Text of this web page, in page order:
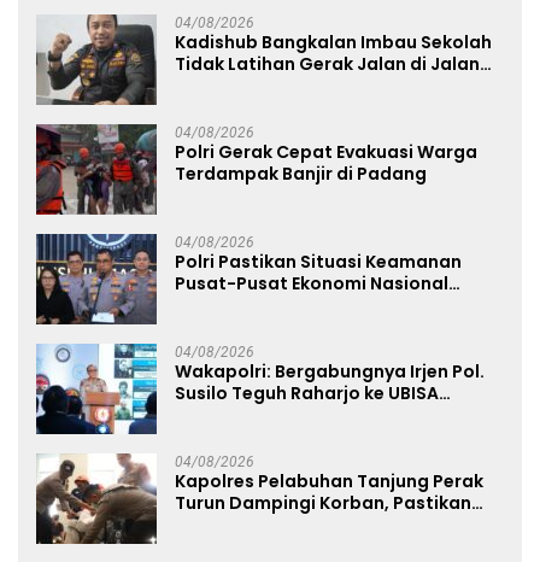
04/08/2026
Kadishub Bangkalan Imbau Sekolah
Tidak Latihan Gerak Jalan di Jalan
04/08/2026
Polri Gerak Cepat Evakuasi Warga
Terdampak Banjir di Padang
04/08/2026
Polri Pastikan Situasi Keamanan
Pusat-Pusat Ekonomi Nasional
04/08/2026
Wakapolri: Bergabungnya Irjen Pol.
Susilo Teguh Raharjo ke UBISA
04/08/2026
Kapolres Pelabuhan Tanjung Perak
Turun Dampingi Korban, Pastikan